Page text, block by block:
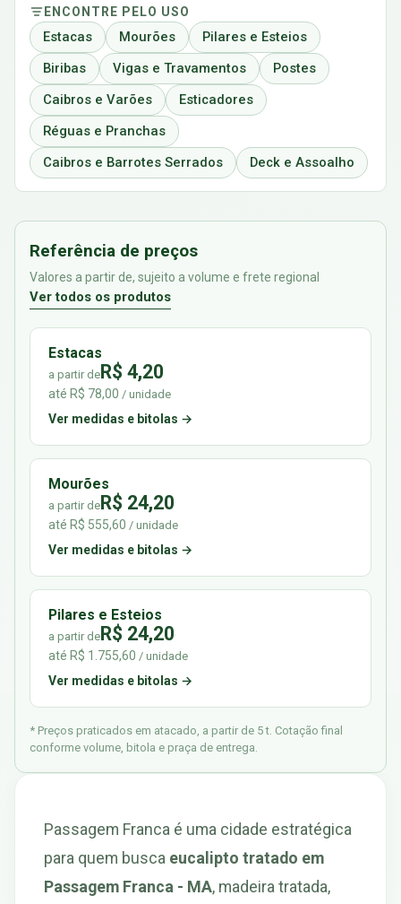
ENCONTRE PELO USO
Estacas Mourões
Pilares e Esteios
Biribas
Vigas e Travamentos
Postes
Caibros e Varões
Esticadores
Réguas e Pranchas
Caibros e Barrotes Serrados
Deck e Assoalho
Referência de preços
Valores a partir de, sujeito a volume e frete regional
Ver todos os produtos
Estacas
a partir deR$ 4,20
até R$ 78,00 / unidade
Ver medidas e bitolas →
Mourões
a partir deR$ 24,20
até R$ 555,60 / unidade
Ver medidas e bitolas →
Pilares e Esteios
a partir deR$ 24,20
até R$ 1.755,60 / unidade
Ver medidas e bitolas →
* Preços praticados em atacado, a partir de 5 t. Cotação final
conforme volume, bitola e praça de entrega.
Passagem Franca é uma cidade estratégica
para quem busca eucalipto tratado em
Passagem Franca - MA, madeira tratada,